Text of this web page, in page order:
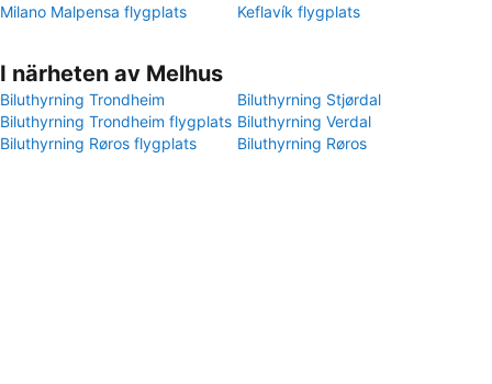
Milano Malpensa flygplats
Keflavík flygplats
I närheten av Melhus
Biluthyrning Trondheim
Biluthyrning Stjørdal
Biluthyrning Trondheim flygplats Biluthyrning Verdal
Biluthyrning Røros flygplats
Biluthyrning Røros